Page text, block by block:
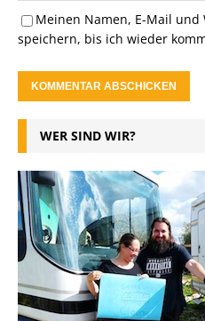
Meinen Namen, E-Mail
speichern, bis ich wieder
WER SIND WIR?